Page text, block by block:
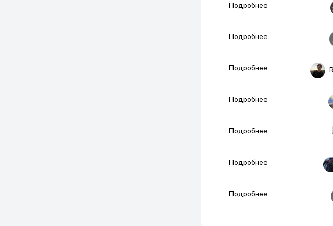
Подробнее
Подробнее
Подробнее
Подробнее
Подробнее
Подробнее
Подробнее